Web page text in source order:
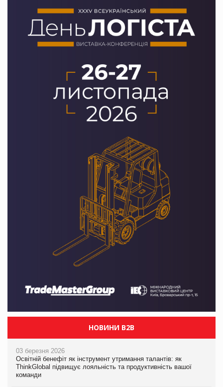
НОВИНИ B2B
03 березня 2026
Освітній бенефіт як інструмент утримання талантів: як
ThinkGlobal підвищує лояльність та продуктивність вашої
команди